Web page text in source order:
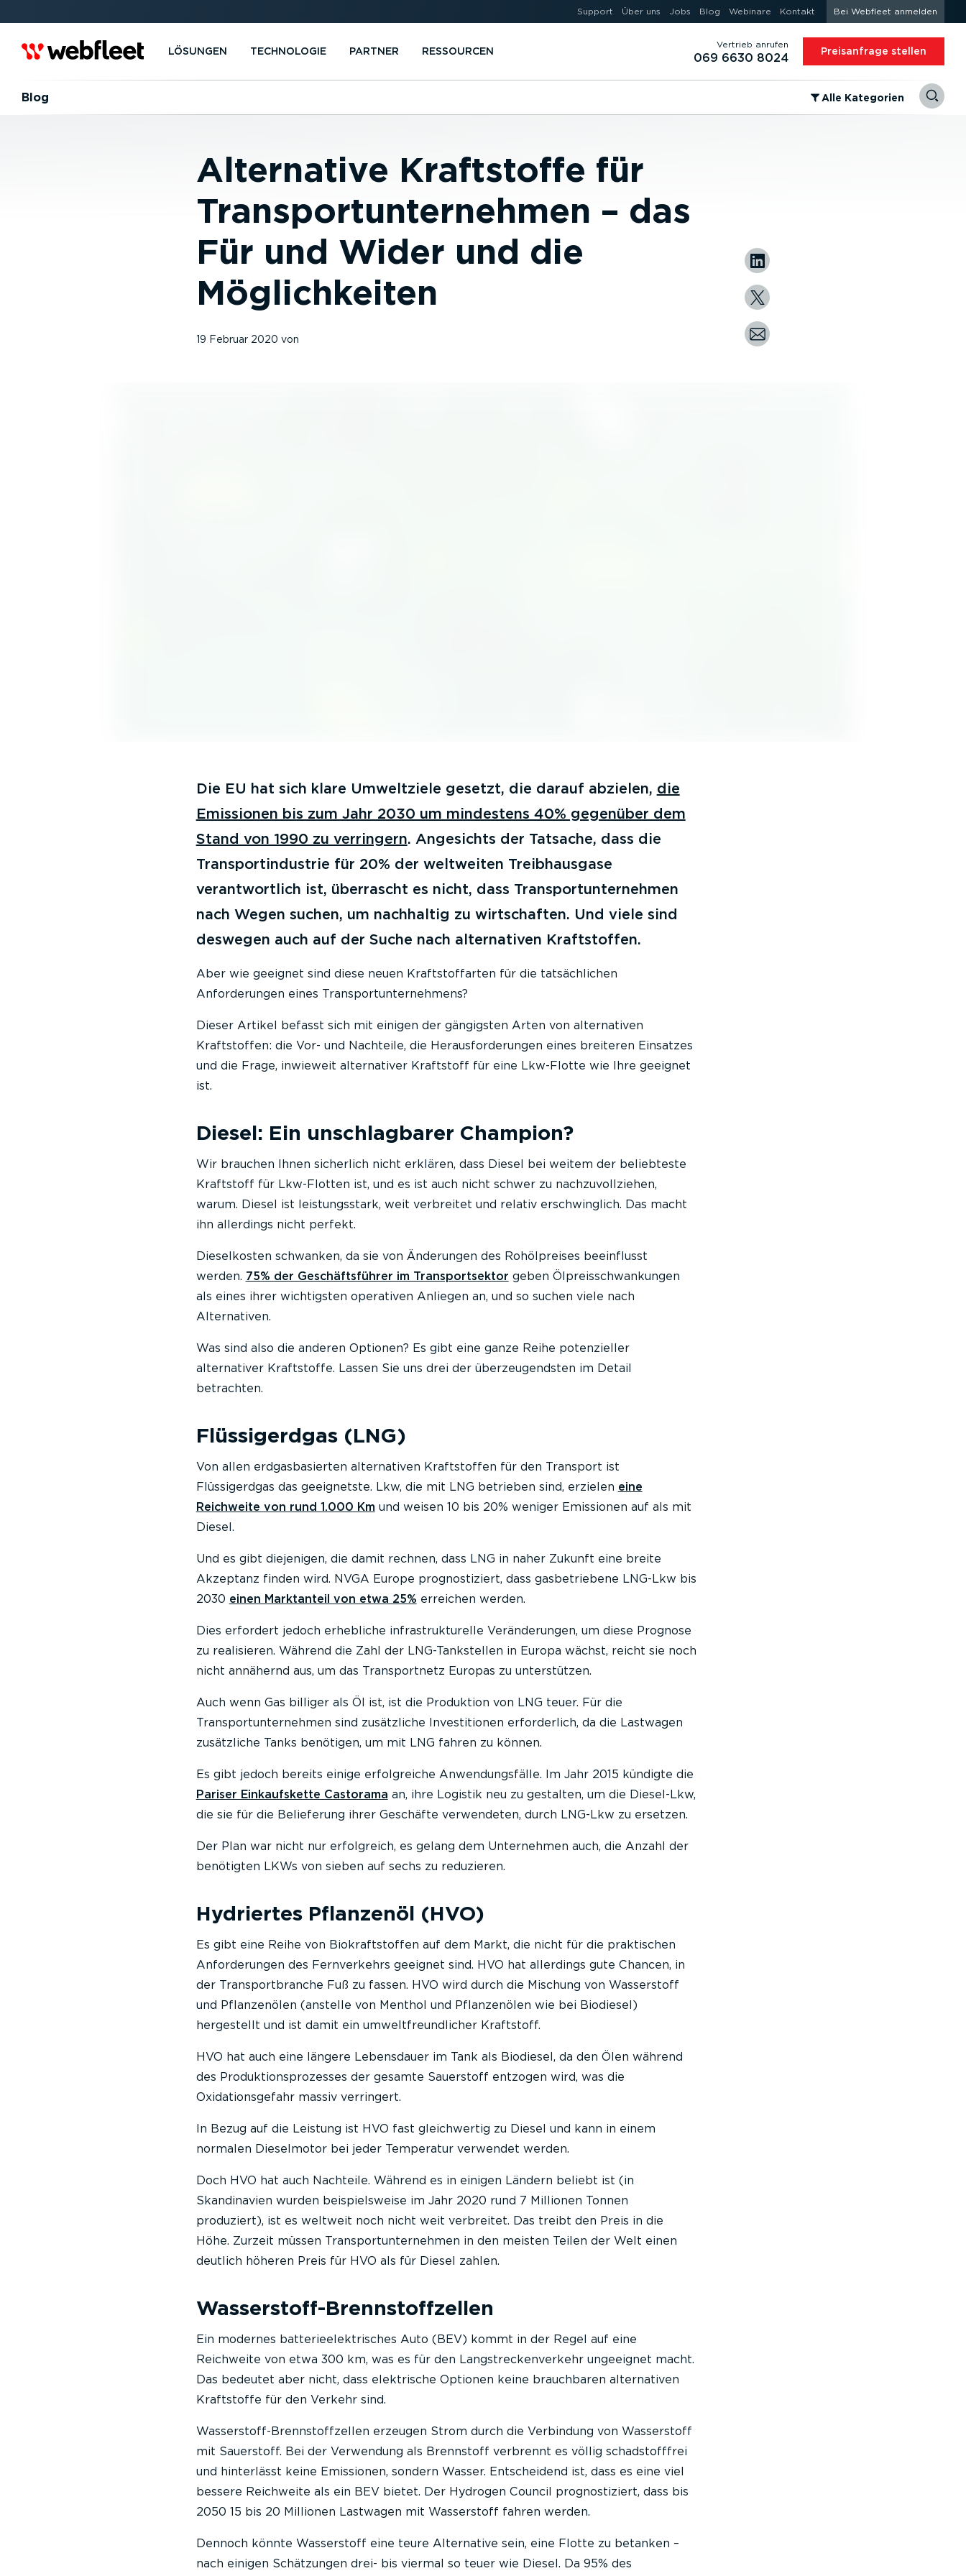
Support Über uns Jobs Blog Webinare Kontakt Bei Webfleet anmelden
LÖSUNGEN TECHNOLOGIE PARTNER RESSOURCEN
Vertrieb anrufen
069 6630 8024 Preis­an­frage stellen
Blog ⁠Alle Kategorien
Alternative Kraftstoffe für
Transportunternehmen – das
Für und Wider und die
Möglichkeiten
19 Februar 2020 von
Die EU hat sich klare Umweltziele gesetzt, die darauf abzielen, die
Emissionen bis zum Jahr 2030 um mindestens 40% gegenüber dem
Stand von 1990 zu verringern. Angesichts der Tatsache, dass die
Transportindustrie für 20% der weltweiten Treibhausgase
verantwortlich ist, überrascht es nicht, dass Transportunternehmen
nach Wegen suchen, um nachhaltig zu wirtschaften. Und viele sind
deswegen auch auf der Suche nach alternativen Kraftstoffen.
Aber wie geeignet sind diese neuen Kraftstoffarten für die tatsächlichen
Anforderungen eines Transportunternehmens?
Dieser Artikel befasst sich mit einigen der gängigsten Arten von alternativen
Kraftstoffen: die Vor- und Nachteile, die Herausforderungen eines breiteren Einsatzes
und die Frage, inwieweit alternativer Kraftstoff für eine Lkw-Flotte wie Ihre geeignet
ist.
Diesel: Ein unschlagbarer Champion?
Wir brauchen Ihnen sicherlich nicht erklären, dass Diesel bei weitem der beliebteste
Kraftstoff für Lkw-Flotten ist, und es ist auch nicht schwer zu nachzuvollziehen,
warum. Diesel ist leistungsstark, weit verbreitet und relativ erschwinglich. Das macht
ihn allerdings nicht perfekt.
Dieselkosten schwanken, da sie von Änderungen des Rohölpreises beeinflusst
werden. 75% der Geschäftsführer im Transportsektor geben Ölpreisschwankungen
als eines ihrer wichtigsten operativen Anliegen an, und so suchen viele nach
Alternativen.
Was sind also die anderen Optionen? Es gibt eine ganze Reihe potenzieller
alternativer Kraftstoffe. Lassen Sie uns drei der überzeugendsten im Detail
betrachten.
Flüssigerdgas (LNG)
Von allen erdgasbasierten alternativen Kraftstoffen für den Transport ist
Flüssigerdgas das geeignetste. Lkw, die mit LNG betrieben sind, erzielen eine
Reichweite von rund 1.000 Km und weisen 10 bis 20% weniger Emissionen auf als mit
Diesel.
Und es gibt diejenigen, die damit rechnen, dass LNG in naher Zukunft eine breite
Akzeptanz finden wird. NVGA Europe prognostiziert, dass gasbetriebene LNG-Lkw bis
2030 einen Marktanteil von etwa 25% erreichen werden.
Dies erfordert jedoch erhebliche infrastrukturelle Veränderungen, um diese Prognose
zu realisieren. Während die Zahl der LNG-Tankstellen in Europa wächst, reicht sie noch
nicht annähernd aus, um das Transportnetz Europas zu unterstützen.
Auch wenn Gas billiger als Öl ist, ist die Produktion von LNG teuer. Für die
Transportunternehmen sind zusätzliche Investitionen erforderlich, da die Lastwagen
zusätzliche Tanks benötigen, um mit LNG fahren zu können.
Es gibt jedoch bereits einige erfolgreiche Anwendungsfälle. Im Jahr 2015 kündigte die
Pariser Einkaufskette Castorama an, ihre Logistik neu zu gestalten, um die Diesel-Lkw,
die sie für die Belieferung ihrer Geschäfte verwendeten, durch LNG-Lkw zu ersetzen.
Der Plan war nicht nur erfolgreich, es gelang dem Unternehmen auch, die Anzahl der
benötigten LKWs von sieben auf sechs zu reduzieren.
Hydriertes Pflanzenöl (HVO)
Es gibt eine Reihe von Biokraftstoffen auf dem Markt, die nicht für die praktischen
Anforderungen des Fernverkehrs geeignet sind. HVO hat allerdings gute Chancen, in
der Transportbranche Fuß zu fassen. HVO wird durch die Mischung von Wasserstoff
und Pflanzenölen (anstelle von Menthol und Pflanzenölen wie bei Biodiesel)
hergestellt und ist damit ein umweltfreundlicher Kraftstoff.
HVO hat auch eine längere Lebensdauer im Tank als Biodiesel, da den Ölen während
des Produktionsprozesses der gesamte Sauerstoff entzogen wird, was die
Oxidationsgefahr massiv verringert.
In Bezug auf die Leistung ist HVO fast gleichwertig zu Diesel und kann in einem
normalen Dieselmotor bei jeder Temperatur verwendet werden.
Doch HVO hat auch Nachteile. Während es in einigen Ländern beliebt ist (in
Skandinavien wurden beispielsweise im Jahr 2020 rund 7 Millionen Tonnen
produziert), ist es weltweit noch nicht weit verbreitet. Das treibt den Preis in die
Höhe. Zurzeit müssen Transportunternehmen in den meisten Teilen der Welt einen
deutlich höheren Preis für HVO als für Diesel zahlen.
Wasserstoff-Brennstoffzellen
Ein modernes batterieelektrisches Auto (BEV) kommt in der Regel auf eine
Reichweite von etwa 300 km, was es für den Langstreckenverkehr ungeeignet macht.
Das bedeutet aber nicht, dass elektrische Optionen keine brauchbaren alternativen
Kraftstoffe für den Verkehr sind.
Wasserstoff-Brennstoffzellen erzeugen Strom durch die Verbindung von Wasserstoff
mit Sauerstoff. Bei der Verwendung als Brennstoff verbrennt es völlig schadstofffrei
und hinterlässt keine Emissionen, sondern Wasser. Entscheidend ist, dass es eine viel
bessere Reichweite als ein BEV bietet. Der Hydrogen Council prognostiziert, dass bis
2050 15 bis 20 Millionen Lastwagen mit Wasserstoff fahren werden.
Dennoch könnte Wasserstoff eine teure Alternative sein, eine Flotte zu betanken –
nach einigen Schätzungen drei- bis viermal so teuer wie Diesel. Da 95% des